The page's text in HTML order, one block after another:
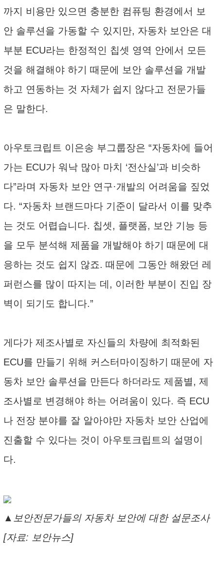
까지 비용만 있으면 충분한 컴퓨팅 환경에서 보
안 솔루션을 가동할 수 있지만, 자동차 보안은 대
부분 ECU라는 한정적인 칩셋 영역 안에서 모든
것을 해결해야 하기 때문에 보안 솔루션을 개발
하고 연동하는 것 자체가 쉽지 않다고 전문가들
은 말한다.
아우토크립트 이은송 부그룹장은 “자동차에 들어
가는 ECU가 워낙 많아 마치 ‘전산실’과 비슷하
다”라며 자동차 보안 연구·개발의 어려움을 짚었
다. “자동차 브랜드마다 기준이 달라서 이를 맞추
는 것도 어렵습니다. 칩셋, 플랫폼, 보안 기능 등
을 모두 분석해 제품을 개발해야 하기 때문에 대
응하는 것도 쉽지 않죠. 때문에 그동안 해왔던 레
퍼런스를 많이 따지는 데, 이러한 부분이 진입 장
벽이 되기도 합니다.”
게다가 제조사별로 자신들의 차량에 최적화된
ECU를 만들기 위해 커스터마이징하기 때문에 자
동차 보안 솔루션을 만든다 하더라도 제품별, 제
조사별로 변경해야 하는 어려움이 있다. 즉 ECU
나 전장 분야를 잘 알아야만 자동차 보안 산업에
진출할 수 있다는 것이 아우토크립트의 설명이
다.
▲보안전문가들의 자동차 보안에 대한 설문조사
[자료: 보안뉴스]